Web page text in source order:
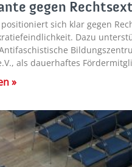
gegen
sich klar gegen
Dazu
als dauerhaftes
»